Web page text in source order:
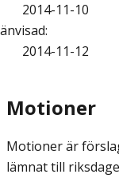
2014-11-10
:
2014-11-12
Motioner
Motioner är
lämnat till